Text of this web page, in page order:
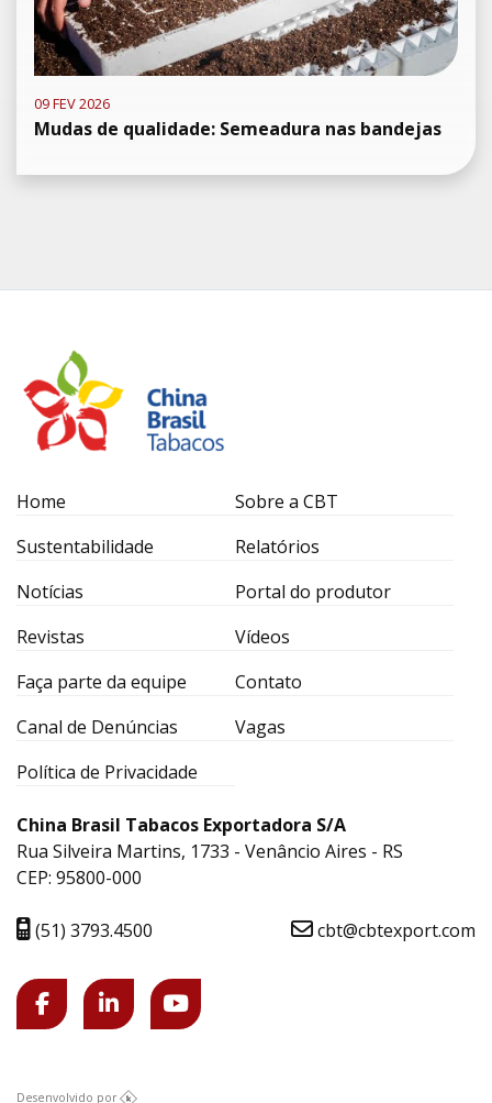
09 FEV 2026
Mudas de qualidade: Semeadura nas bandejas
Home
Sobre a CBT
Sustentabilidade
Relatórios
Notícias
Portal do produtor
Revistas
Vídeos
Faça parte da equipe
Contato
Canal de Denúncias
Vagas
Política de Privacidade
China Brasil Tabacos Exportadora S/A
Rua Silveira Martins, 1733 - Venâncio Aires - RS
CEP: 95800-000
(51) 3793.4500 cbt@cbtexport.com
Desenvolvido por